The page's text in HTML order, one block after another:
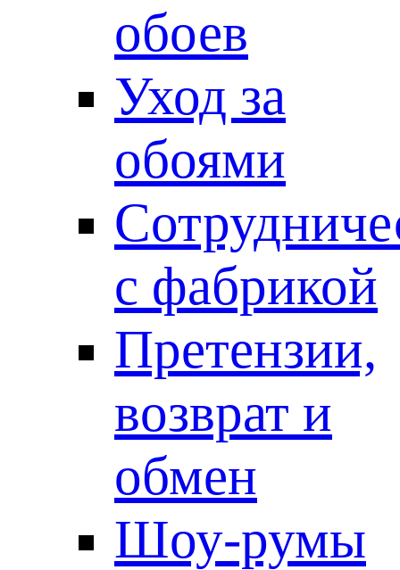
обоев
Уход за
обоями
с фабрикой
Претензии,
возврат и
обмен
Шоу-румы